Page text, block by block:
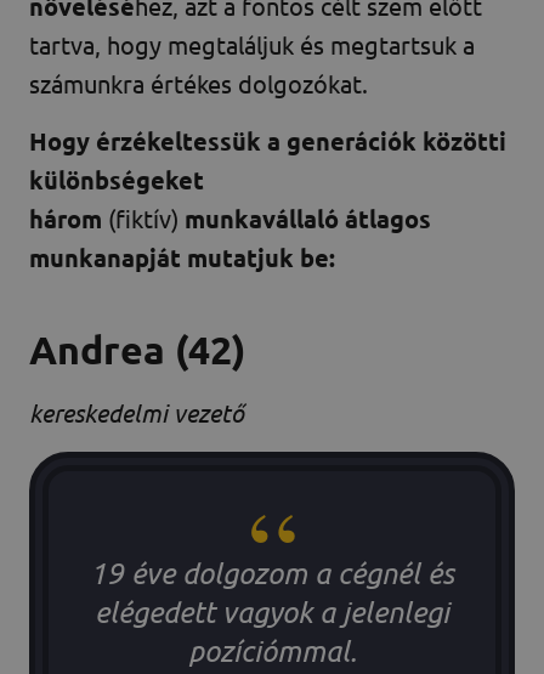
növelésé
tartva, hogy megtaláljuk és megtartsuk a
számunkra értékes dolgozókat.
Hogy érzékeltessük a generációk közötti
különbségeket
három (fiktív) munkavállaló átlagos
munkanapját mutatjuk be:
Andrea (42)
kereskedelmi vezető
19 éve dolgozom a cégnél és
elégedett vagyok a jelenlegi
pozíciómmal.